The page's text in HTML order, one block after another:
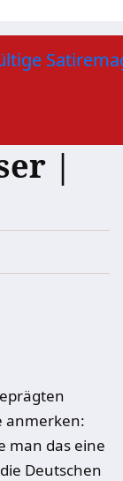
|
anmerken:
man das eine
Deutschen